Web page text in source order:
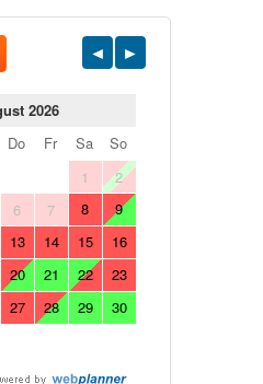
2026
Do Fr Sa
So
1
2
6 7 8
9
13 14 15
16
20 21 22
23
27 28 29
30